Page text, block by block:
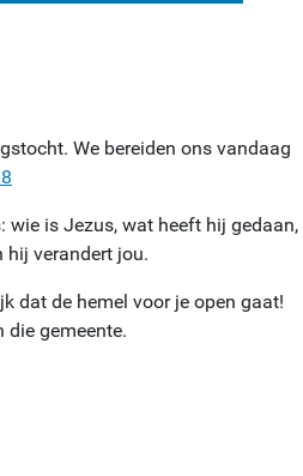
We bereiden ons vandaag
wie is Jezus, wat heeft hij gedaan,
hij verandert jou.
dat de hemel voor je open gaat!
die gemeente.